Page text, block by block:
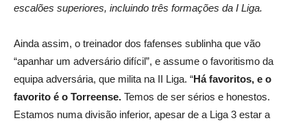
escalões superiores, incluindo três formações da I Liga.
Ainda assim, o treinador dos fafenses sublinha que vão
“apanhar um adversário difícil”, e assume o favoritismo da
equipa adversária, que milita na II Liga. “Há favoritos, e o
favorito é o Torreense. Temos de ser sérios e honestos.
Estamos numa divisão inferior, apesar de a Liga 3 estar a